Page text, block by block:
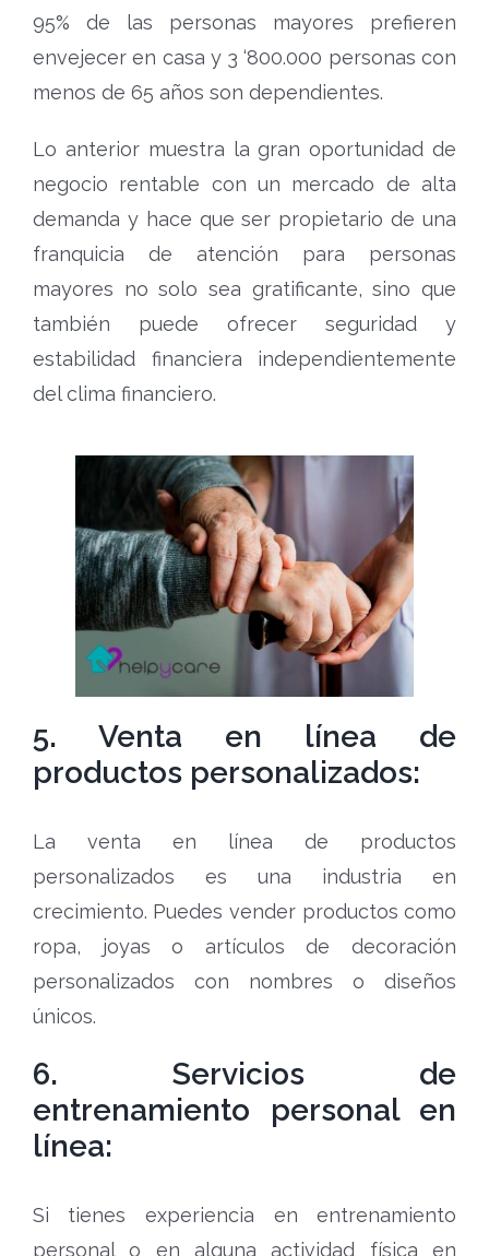
95% de las personas mayores prefieren
envejecer en casa y 3 ‘800.000 personas con
menos de 65 años son dependientes.
Lo anterior muestra la gran oportunidad de
negocio rentable con un mercado de alta
demanda y hace que ser propietario de una
franquicia de atención para personas
mayores no solo sea gratificante, sino que
también puede ofrecer seguridad y
estabilidad financiera independientemente
del clima financiero.
5. Venta en línea de
productos personalizados:
La venta en línea de productos
personalizados es una industria en
crecimiento. Puedes vender productos como
ropa, joyas o artículos de decoración
personalizados con nombres o diseños
únicos.
6. Servicios de
entrenamiento personal en
línea:
Si tienes experiencia en entrenamiento
personal o en alguna actividad física en